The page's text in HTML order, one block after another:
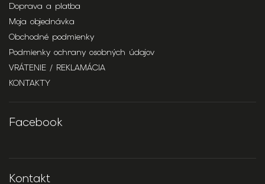
Doprava a platba
Moja objednávka
Obchodné podmienky
Podmienky ochrany osobných údajov
VRÁTENIE / REKLAMÁCIA
KONTAKTY
Facebook
Kontakt